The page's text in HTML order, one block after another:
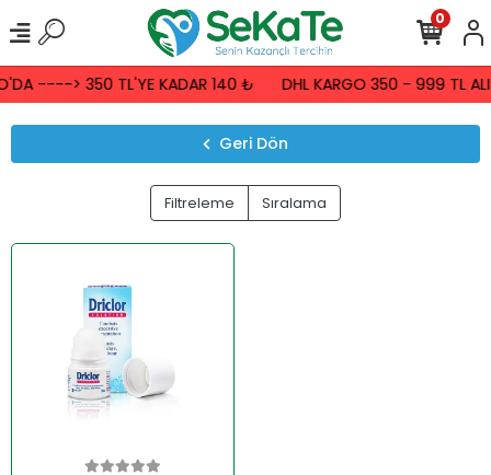
----> 350 TL'YE KADAR 140 ₺ DHL KARGO 350 - 999 TL
0
Geri Dön
Filtreleme Sıralama